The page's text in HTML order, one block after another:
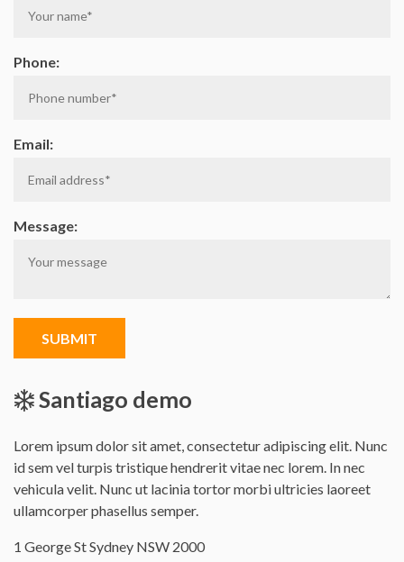
Phone:
Email:
Message:
SUBMIT
Santiago demo
Lorem ipsum dolor sit amet, consectetur adipiscing elit. Nunc
id sem vel turpis tristique hendrerit vitae nec lorem. In nec
vehicula velit. Nunc ut lacinia tortor morbi ultricies laoreet
ullamcorper phasellus semper.
Office
1 George St Sydney NSW 2000